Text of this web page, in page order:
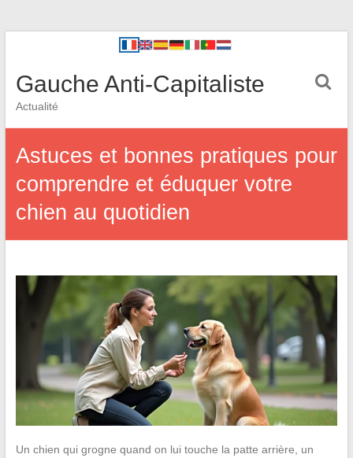
Gauche Anti-Capitaliste
Actualité
Astuces et bonnes pratiques pour
comprendre et éduquer votre
chien au quotidien
Un chien qui grogne quand on lui touche la patte arrière, un